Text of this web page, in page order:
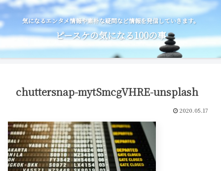
気になるエンタメ情報や素朴な疑問など情報を発信していきます。
ピースケの気になる100の事
chuttersnap-mytSmcgVHRE-unsplash
2020.05.17